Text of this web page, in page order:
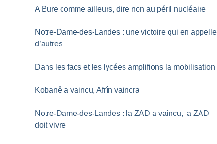
A Bure comme ailleurs, dire non au péril nucléaire
Notre-Dame-des-Landes : une victoire qui en appelle
d’autres
Dans les facs et les lycées amplifions la mobilisation
Kobanê a vaincu, Afrîn vaincra
Notre-Dame-des-Landes : la ZAD a vaincu, la ZAD
doit vivre